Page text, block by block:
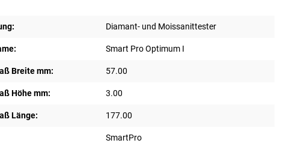
Diamant- und Moissanittester
Smart Pro Optimum I
Breite mm: 57.00
Höhe mm: 3.00
Länge: 177.00
SmartPro